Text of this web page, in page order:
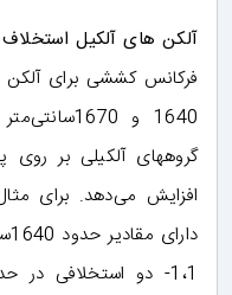
آلکن های آلکیل
فرکانس کششی برای آلکن
افزایش می‌دهد. برای